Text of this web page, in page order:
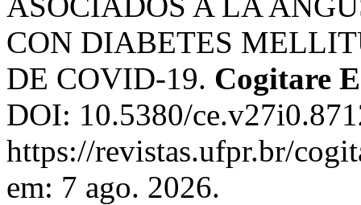
CON DIABETES
DE COVID-19. Cogitare
DOI: 10.5380/
https://revistas.ufpr.br/
em: 7 ago. 2026.